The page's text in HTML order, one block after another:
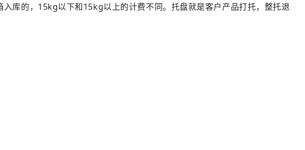
库的，15kg以下和15kg以上的计费不同。托盘就是客户产品打托，整托退